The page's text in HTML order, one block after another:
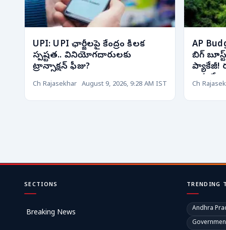
UPI: UPI ఛార్జీలపై కేంద్రం కీలక
స్పష్టత.. వినియోగదారులకు
ట్రాన్సాక్షన్ ఫీజు?
Ch Rajasekhar August 9, 2026, 9:28 AM IST
AP
బిగ్
ప్యాకేజీ!
ఒక్కటే...
Ch
SECTIONS
Breaking News
TRENDING
Andhra